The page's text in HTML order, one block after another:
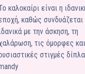
by Mandy
ΠΕΎΚΗΣ
YOUTUBE
καλοκαίρι είναι η
καθώς συνδυάζεται
με την άσκηση, τη
τις όμορφες και
στιγμές